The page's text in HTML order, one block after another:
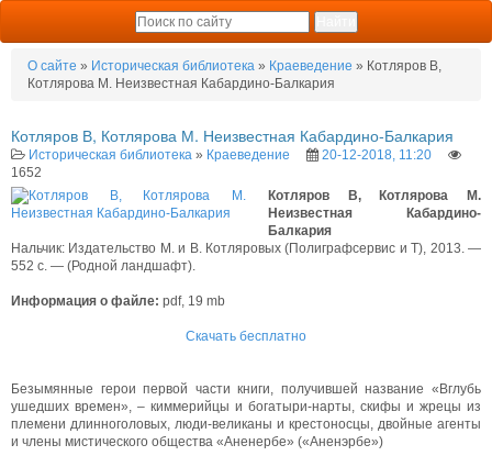
О сайте » Историческая библиотека » Краеведение » Котляров В,
Котлярова М. Неизвестная Кабардино-Балкария
Котляров В, Котлярова М. Неизвестная Кабардино-Балкария
Историческая библиотека » Краеведение
20-12-2018, 11:20
1652
Котляров В, Котлярова М.
Неизвестная Кабардино-
Балкария
Нальчик: Издательство М. и В. Котляровых (Полиграфсервис и Т), 2013. —
552 с. — (Родной ландшафт).
Информация о файле: pdf, 19 mb
Скачать бесплатно
Безымянные герои первой части книги, получившей название «Вглубь
ушедших времен», – киммерийцы и богатыри-нарты, скифы и жрецы из
племени длинноголовых, люди-великаны и крестоносцы, двойные агенты
и члены мистического общества «Аненербе» («Аненэрбе»)